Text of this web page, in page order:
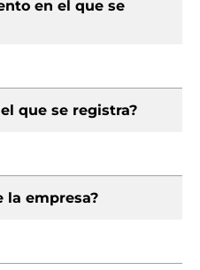
en el que se
que se registra?
la empresa?